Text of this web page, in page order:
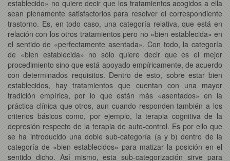
establecido» no quiere decir que los tratamientos acogidos a ella
sean plenamente satisfactorios para resolver el correspondiente
trastorno. Es, en todo caso, una categoría relativa, que está en
relación con los otros tratamientos pero no «bien establecida» en
el sentido de «perfectamente asentada». Con todo, la categoría
de «bien establecida» no sólo quiere decir que es el mejor
procedimiento sino que está apoyado empíricamente, de acuerdo
con determinados requisitos. Dentro de esto, sobre estar bien
establecidos, hay tratamientos que cuentan con una mayor
tradición empírica, por lo que están más «asentados» en la
práctica clínica que otros, aun cuando responden también a los
criterios básicos como, por ejemplo, la terapia cognitiva de la
depresión respecto de la terapia de auto-control. Es por ello que
se ha introducido una doble sub-categoría (a y b) dentro de la
categoría de «bien establecidos» para matizar la posición en el
sentido dicho. Así mismo, esta sub-categorización sirve para